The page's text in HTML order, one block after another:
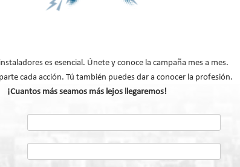
para más información en:
es esencial. Únete y conoce la campaña mes a mes.
cada acción. Tú también puedes dar a conocer la profesión.
¡Cuantos más seamos más lejos llegaremos!